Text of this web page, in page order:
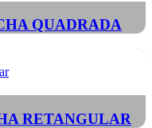
QUADRADA
RETANGULAR